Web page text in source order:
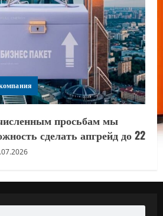
просьбам мы
сделать апгрейд до 22